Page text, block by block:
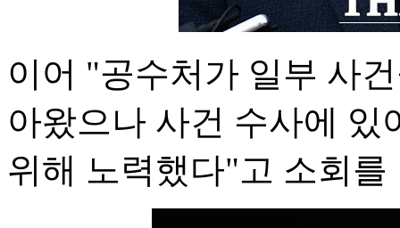
이어 "공수처가 일부 사
아왔으나 사건 수사에 있
위해 노력했다"고 소회를